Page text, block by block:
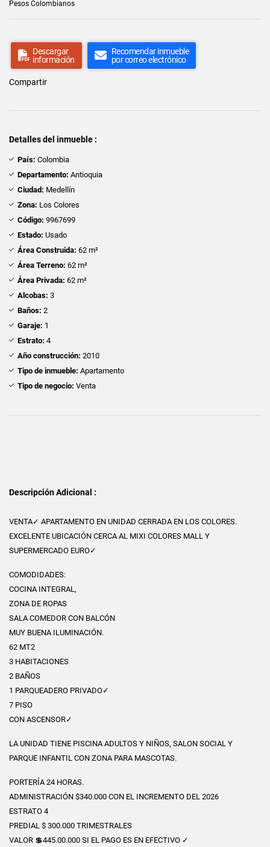
Pesos Colombianos
Descargar
información
Recomendar inmueble
por correo electrónico
Compartir
Detalles del inmueble :
País: Colombia
Departamento: Antioquia
Ciudad: Medellín
Zona: Los Colores
Código: 9967699
Estado: Usado
Área Construida: 62 m²
Área Terreno: 62 m²
Área Privada: 62 m²
Alcobas: 3
Baños: 2
Garaje: 1
Estrato: 4
Año construcción: 2010
Tipo de inmueble: Apartamento
Tipo de negocio: Venta
Descripción Adicional :
VENTA✓ APARTAMENTO EN UNIDAD CERRADA EN LOS COLORES.
EXCELENTE UBICACIÓN CERCA AL MIXI COLORES MALL Y
SUPERMERCADO EURO✓
COMODIDADES:
COCINA INTEGRAL,
ZONA DE ROPAS
SALA COMEDOR CON BALCÓN
MUY BUENA ILUMINACIÓN.
62 MT2
3 HABITACIONES
2 BAÑOS
1 PARQUEADERO PRIVADO✓
7 PISO
CON ASCENSOR✓
LA UNIDAD TIENE PISCINA ADULTOS Y NIÑOS, SALON SOCIAL Y
PARQUE INFANTIL CON ZONA PARA MASCOTAS.
PORTERÍA 24 HORAS.
ADMINISTRACIÓN $340.000 CON EL INCREMENTO DEL 2026
ESTRATO 4
PREDIAL $ 300.000 TRIMESTRALES
VALOR 💲445.00.000 SI EL PAGO ES EN EFECTIVO ✓